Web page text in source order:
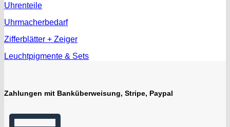
Uhrenteile
Uhrmacherbedarf
Zifferblätter + Zeiger
Leuchtpigmente & Sets
Zahlungen mit Banküberweisung, Stripe, Paypal